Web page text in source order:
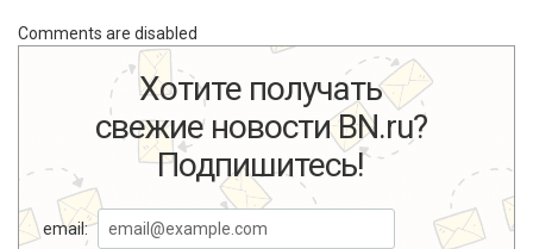
Comments are disabled
Хотите получать
свежие новости BN.ru?
Подпишитесь!
email: